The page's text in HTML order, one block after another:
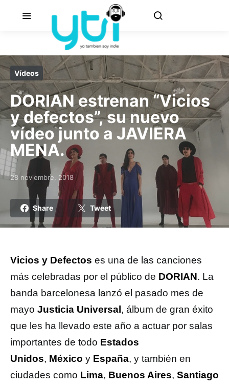
Vídeos
DORIAN estrenan “Vicios
y defectos”, su nuevo
vídeo junto a JAVIERA
MENA.
Posted on
28 noviembre, 2018
Share Tweet
Vicios y Defectos es una de las canciones
más celebradas por el público de DORIAN. La
banda barcelonesa lanzó el pasado mes de
mayo Justicia Universal , álbum de gran éxito
que les ha llevado este año a actuar por salas
importantes de todo Estados
Unidos, México y España, y también en
ciudades como Lima, Buenos Aires, Santiago